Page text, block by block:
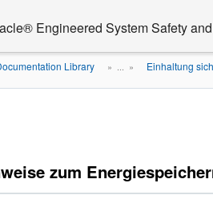
Engineered System Safety
Library » ... » Einhaltung
zum